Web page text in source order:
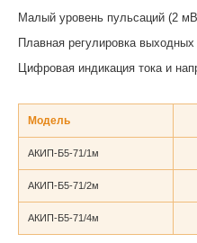
Малый уровень пульсаций (2
Плавная регулировка
Цифровая индикация тока и
Модель
АКИП-Б5-71/1м
АКИП-Б5-71/2м
АКИП-Б5-71/4м